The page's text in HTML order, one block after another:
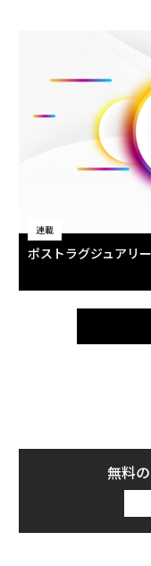
連載
ポストラグジュアリ
無料